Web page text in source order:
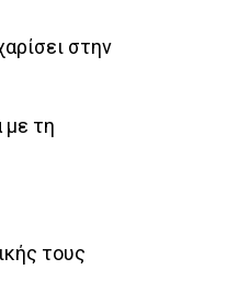
στην
με τη
τους